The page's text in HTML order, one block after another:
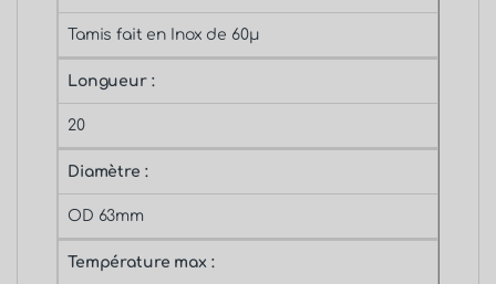
Tamis fait en Inox de 60μ
Longueur :
20
Diamètre :
OD 63mm
Température max :